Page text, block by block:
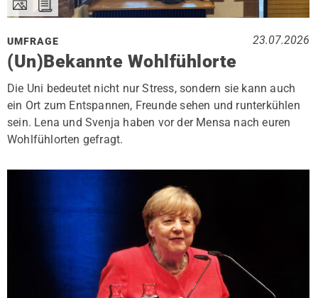
UMFRAGE 23.07.2026
(Un)Bekannte Wohlfühlorte
Die Uni bedeutet nicht nur Stress, sondern sie kann auch
ein Ort zum Entspannen, Freunde sehen und runterkühlen
sein. Lena und Svenja haben vor der Mensa nach euren
Wohlfühlorten gefragt.